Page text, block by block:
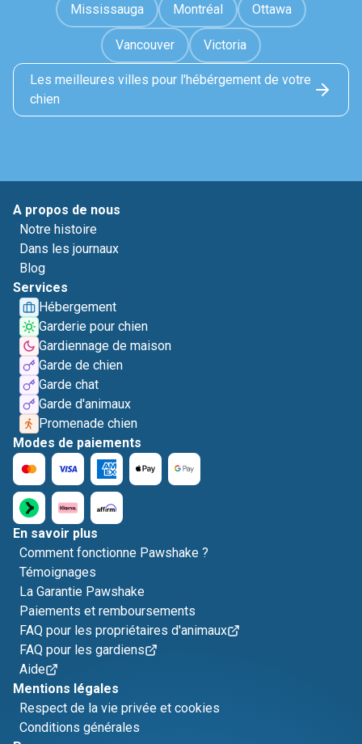
Mississauga Montréal Ottawa
Vancouver Victoria
Les meilleures villes pour l'hébérgement de votre
chien
A propos de nous
Notre histoire
Dans les journaux
Blog
Services
Hébergement
Garderie pour chien
Gardiennage de maison
Garde de chien
Garde chat
Garde d'animaux
Promenade chien
Modes de paiements
En savoir plus
Comment fonctionne Pawshake ?
Témoignages
La Garantie Pawshake
Paiements et remboursements
FAQ pour les propriétaires d'animaux
FAQ pour les gardiens
Aide
Mentions légales
Respect de la vie privée et cookies
Conditions générales